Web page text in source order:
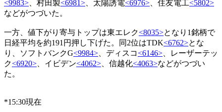
<9983> 、村田製<6981> 、太陽誘電<6976> 、住友電工<5802>
などがつづいた。
一方、値下がり寄与トップは東エレク<8035>となり1銘柄で
日経平均を約191円押し下げた。同2位はTDK<6762>とな
り、ソフトバンクG<9984> 、ディスコ<6146> 、レーザーテッ
ク<6920> 、イビデン<4062> 、信越化<4063>などがつづい
た。
*15:30現在